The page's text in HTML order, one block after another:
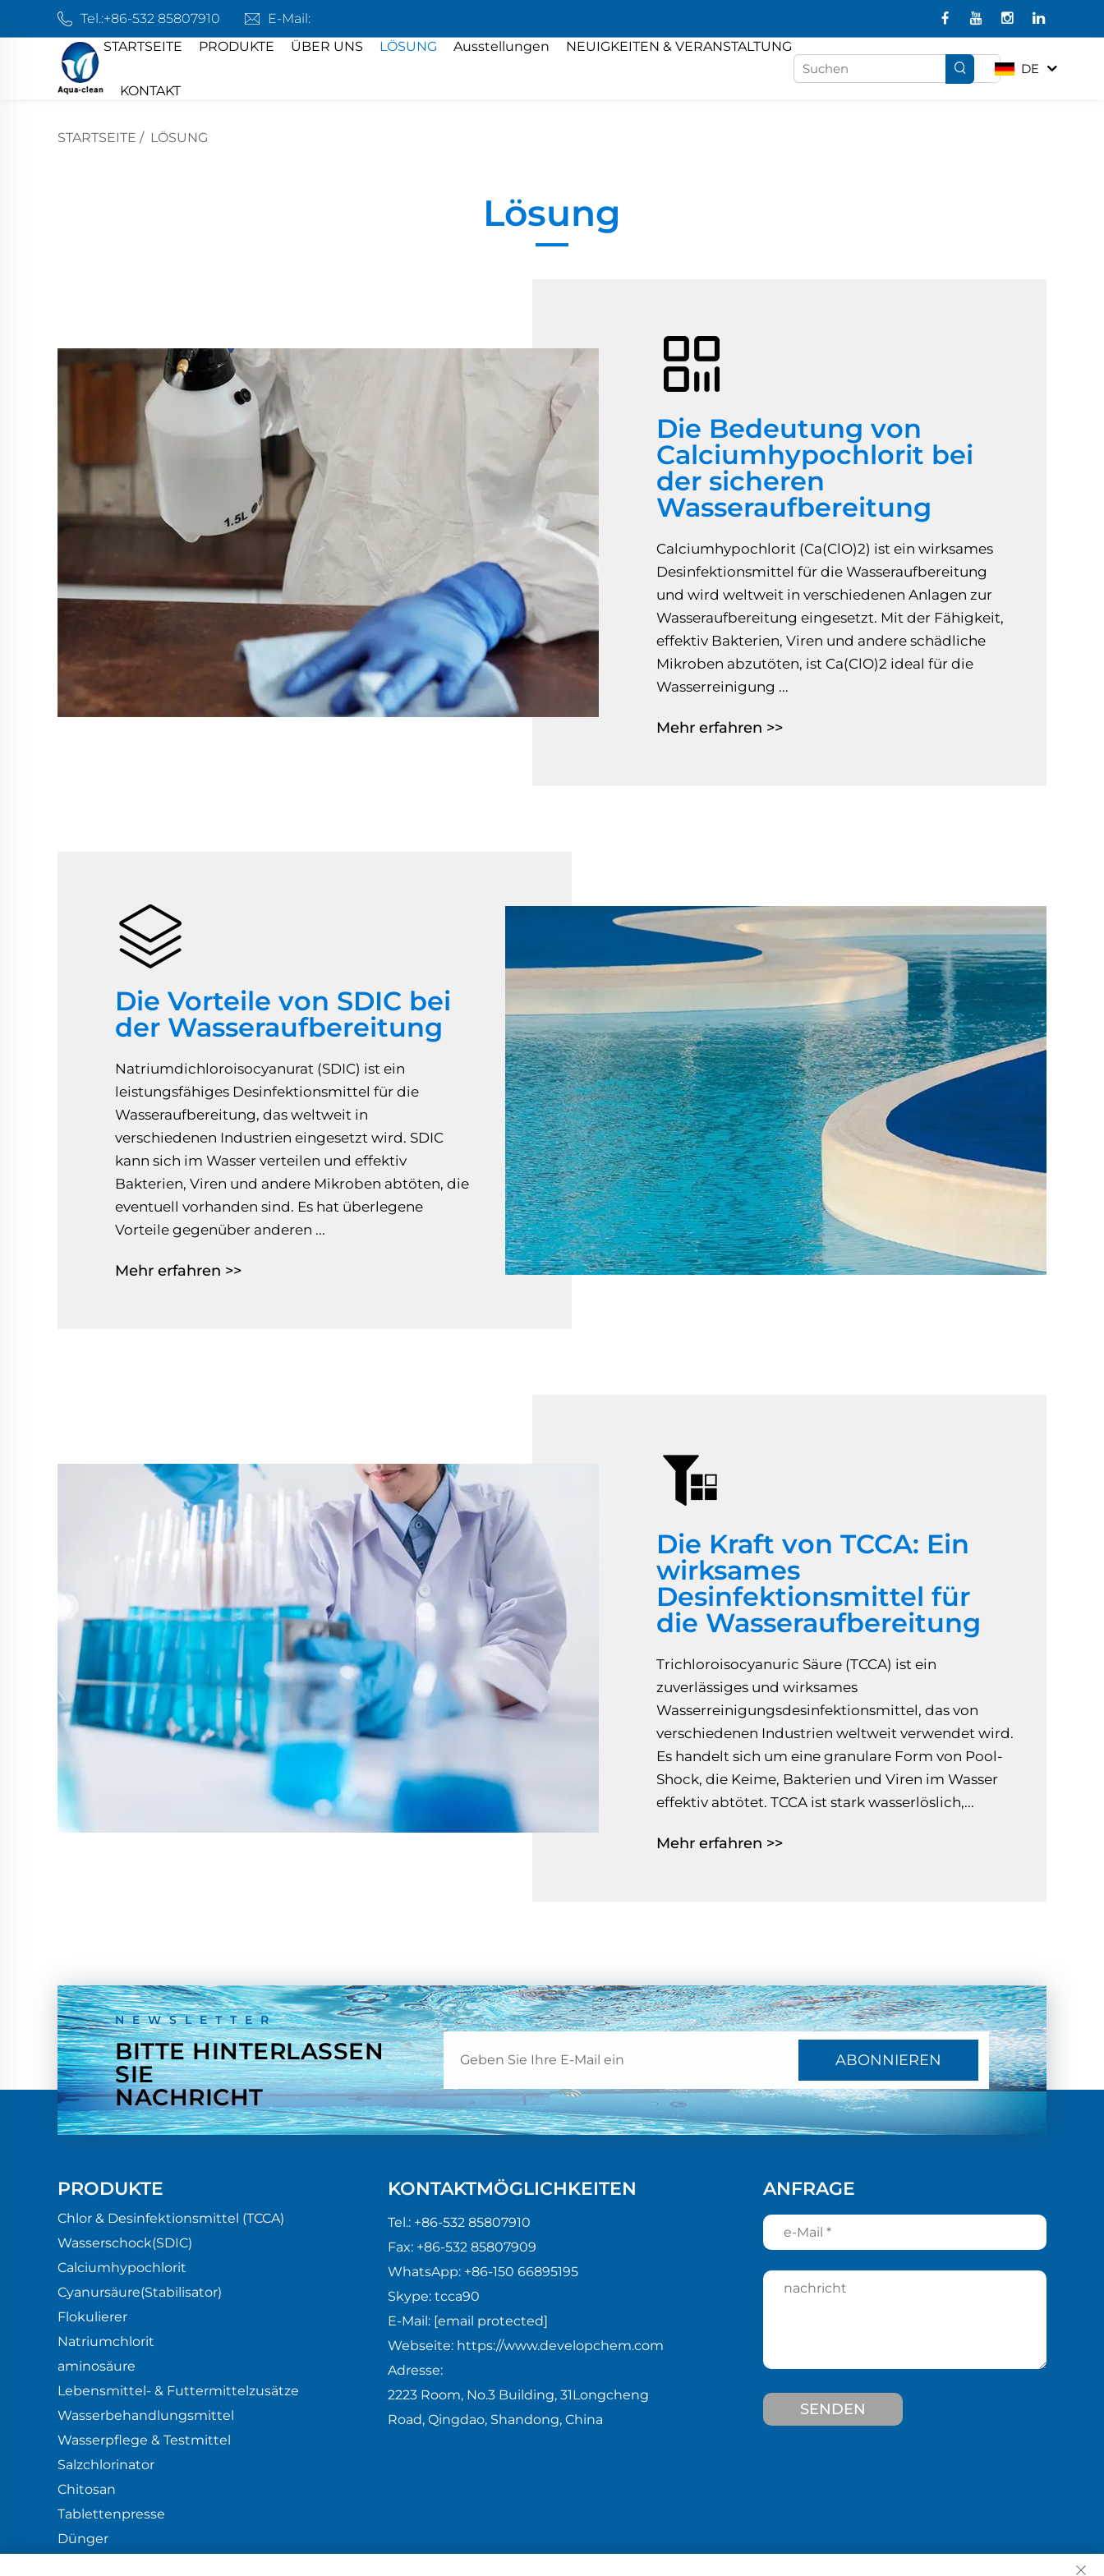
Tel.:+86-532 85807910
E-Mail:
STARTSEITE
PRODUKTE ÜBER UNS LÖSUNG Ausstellungen NEUIGKEITEN & VERANSTALTUNG
KONTAKT
DE
STARTSEITE / LÖSUNG
Lösung
Die Bedeutung von
Calciumhypochlorit bei
der sicheren
Wasseraufbereitung
Calciumhypochlorit (Ca(ClO)2) ist ein wirksames
Desinfektionsmittel für die Wasseraufbereitung
und wird weltweit in verschiedenen Anlagen zur
Wasseraufbereitung eingesetzt. Mit der Fähigkeit,
effektiv Bakterien, Viren und andere schädliche
Mikroben abzutöten, ist Ca(ClO)2 ideal für die
Wasserreinigung ...
Mehr erfahren >>
Die Vorteile von SDIC bei
der Wasseraufbereitung
Natriumdichloroisocyanurat (SDIC) ist ein
leistungsfähiges Desinfektionsmittel für die
Wasseraufbereitung, das weltweit in
verschiedenen Industrien eingesetzt wird. SDIC
kann sich im Wasser verteilen und effektiv
Bakterien, Viren und andere Mikroben abtöten, die
eventuell vorhanden sind. Es hat überlegene
Vorteile gegenüber anderen ...
Mehr erfahren >>
Die Kraft von TCCA: Ein
wirksames
Desinfektionsmittel für
die Wasseraufbereitung
Trichloroisocyanuric Säure (TCCA) ist ein
zuverlässiges und wirksames
Wasserreinigungsdesinfektionsmittel, das von
verschiedenen Industrien weltweit verwendet wird.
Es handelt sich um eine granulare Form von Pool-
Shock, die Keime, Bakterien und Viren im Wasser
effektiv abtötet. TCCA ist stark wasserlöslich,...
Mehr erfahren >>
NEWSLETTER
BITTE HINTERLASSEN
SIE
NACHRICHT
ABONNIEREN
PRODUKTE
Chlor & Desinfektionsmittel (TCCA)
Wasserschock(SDIC)
Calciumhypochlorit
Cyanursäure(Stabilisator)
Flokulierer
Natriumchlorit
aminosäure
Lebensmittel- & Futtermittelzusätze
Wasserbehandlungsmittel
Wasserpflege & Testmittel
Salzchlorinator
Chitosan
Tablettenpresse
Dünger
KONTAKTMÖGLICHKEITEN
Tel.: +86-532 85807910
Fax: +86-532 85807909
WhatsApp: +86-150 66895195
Skype: tcca90
E-Mail: [email protected]
Webseite: https://www.developchem.com
Adresse:
2223 Room, No.3 Building, 31Longcheng
Road, Qingdao, Shandong, China
ANFRAGE
SENDEN